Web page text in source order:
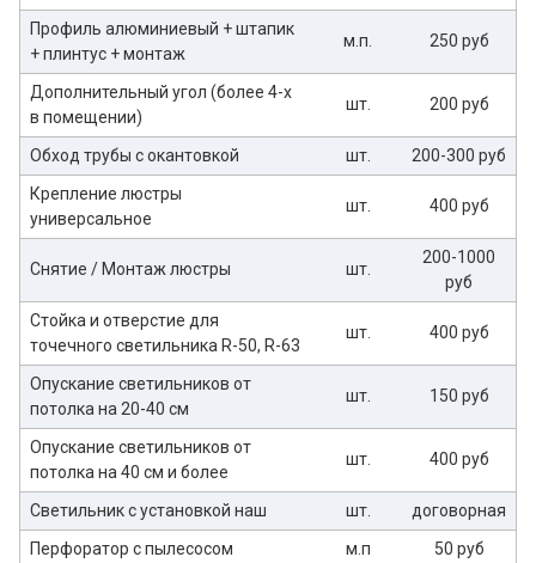
Профиль алюминиевый + штапик
+ плинтус + монтаж
м.п. 250 руб
Дополнительный угол (более 4-х
в помещении)
шт. 200 руб
Обход трубы с окантовкой шт.
200-300 руб
Крепление люстры
универсальное
шт. 400 руб
Снятие / Монтаж люстры шт.
200-1000
руб
Стойка и отверстие для
точечного светильника R-50, R-63
шт. 400 руб
Опускание светильников от
потолка на 20-40 см
шт. 150 руб
Опускание светильников от
потолка на 40 см и более
шт. 400 руб
Светильник с установкой наш шт.
договорная
Перфоратор с пылесосом
м.п
50 руб